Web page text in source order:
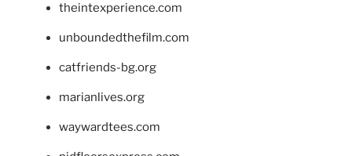
theintexperience.com
unboundedthefilm.com
catfriends-bg.org
marianlives.org
waywardtees.com